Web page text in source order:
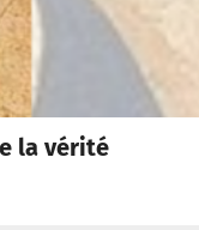
la vérité